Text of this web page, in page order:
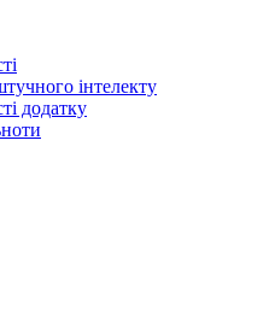
інтелекту
додатку